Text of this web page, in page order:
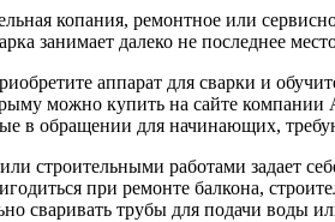
копания, ремонтное или
занимает далеко не последнее
аппарат для сварки и
можно купить на сайте
в обращении для начинающих,
работами задает
при ремонте балкона,
сваривать трубы для подачи воды